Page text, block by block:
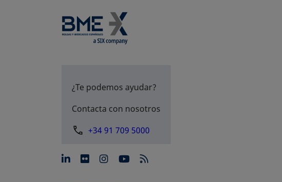
¿Te podemos ayudar?
Contacta con nosotros
+34 91 709 5000
se abre en una pestaña nueva
se abre en una pestaña nueva
se abre en una pestaña nueva
se abre en una pestaña